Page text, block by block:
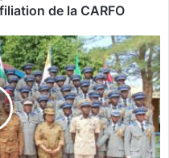
de la CARFO